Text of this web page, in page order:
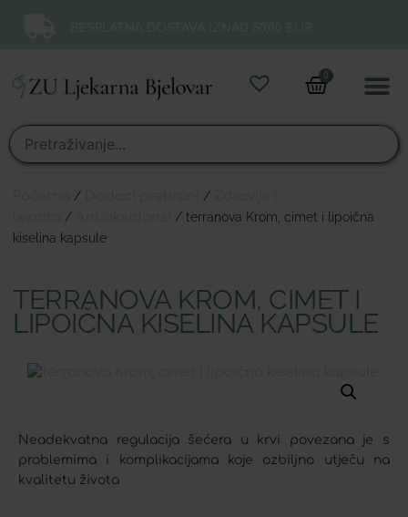
0
/ /
/
/ terranova Krom, cimet i lipoična
kiselina kapsule
TERRANOVA KROM, CIMET I
LIPOIČNA KISELINA KAPSULE
Neadekvatna regulacija šećera u krvi povezana je s
problemima i komplikacijama koje ozbiljno utječu na
kvalitetu života